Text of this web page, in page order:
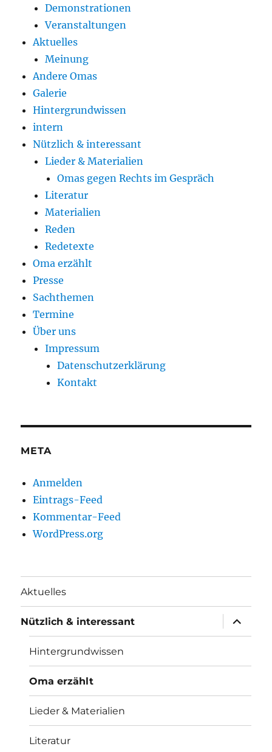
Demonstrationen
Veranstaltungen
Aktuelles
Meinung
Andere Omas
Galerie
Hintergrundwissen
intern
Nützlich & interessant
Lieder & Materialien
Omas gegen Rechts im Gespräch
Literatur
Materialien
Reden
Redetexte
Oma erzählt
Presse
Sachthemen
Termine
Über uns
Impressum
Datenschutzerklärung
Kontakt
META
Anmelden
Eintrags-Feed
Kommentar-Feed
WordPress.org
Aktuelles
Nützlich & interessant
anzeigen
Hintergrundwissen
Oma erzählt
Lieder & Materialien
Literatur